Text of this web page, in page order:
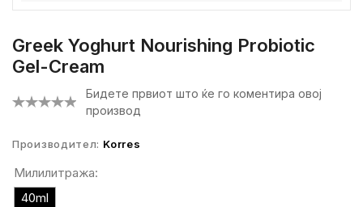
Greek Yoghurt Nourishing Probiotic
Gel-Cream
Бидете првиот што ќе го коментира овој
производ
Производител: Korres
Милилитража:
40ml